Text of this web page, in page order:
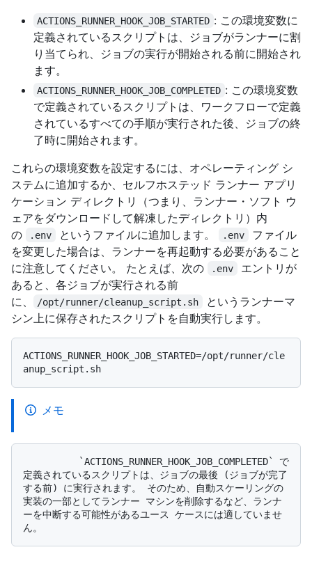
ACTIONS_RUNNER_HOOK_JOB_STARTED : この環境変数に
定義されているスクリプトは、ジョブがランナーに割
り当てられ、ジョブの実行が開始される前に開始され
ます。
ACTIONS_RUNNER_HOOK_JOB_COMPLETED : この環境変数
で定義されているスクリプトは、ワークフローで定義
されているすべての手順が実行された後、ジョブの終
了時に開始されます。
これらの環境変数を設定するには、オペレーティング シ
ステムに追加するか、セルフホステッド ランナー アプリ
ケーション ディレクトリ（つまり、ランナー・ソフト ウ
ェアをダウンロードして解凍したディレクトリ）内
の
.env というファイルに追加します。 .env
ファイル
を変更した場合は、ランナーを再起動する必要があること
に注意してください。 たとえば、次の
.env
エントリが
あると、各ジョブが実行される前
に、
/opt/runner/cleanup_script.sh
というランナーマ
シン上に保存されたスクリプトを自動実行します。
ACTIONS_RUNNER_HOOK_JOB_STARTED=/opt/runner/cle
メモ
定義されているスクリプトは、ジョブの最後 (ジョブが完了
する前) に実行されます。 そのため、自動スケーリングの
実装の一部としてランナー マシンを削除するなど、ランナ
ーを中断する可能性があるユース ケースには適していませ